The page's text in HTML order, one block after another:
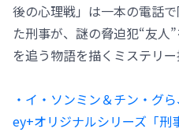
後の心理戦」は一本の電話
た刑事が、謎の脅迫犯“友人
を追う物語を描くミステリー
・イ・ソンミン＆チン・グ
ey+オリジナルシリーズ「刑